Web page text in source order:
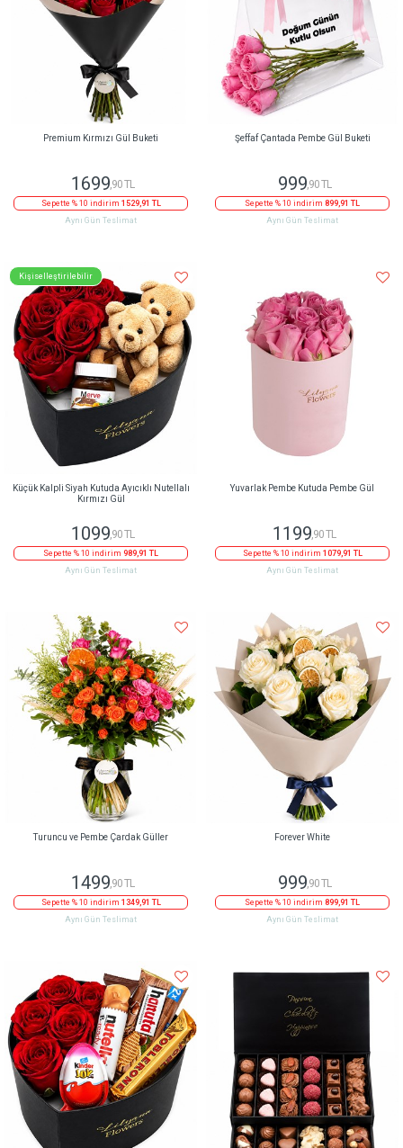
Premium Kırmızı Gül Buketi
1699,90 TL
Sepette % 10 indirim 1529,91 TL
Aynı Gün Teslimat
Şeffaf Çantada Pembe Gül Buketi
999,90 TL
Sepette % 10 indirim 899,91 TL
Aynı Gün Teslimat
Kişiselleştirilebilir
Küçük Kalpli Siyah Kutuda Ayıcıklı Nutellalı
Kırmızı Gül
1099 ,90 TL
Sepette % 10 indirim 989,91 TL
Aynı Gün Teslimat
Yuvarlak Pembe Kutuda Pembe Gül
1199 ,90 TL
Sepette % 10 indirim 1079,91 TL
Aynı Gün Teslimat
Turuncu ve Pembe Çardak Güller
1499,90 TL
Sepette % 10 indirim 1349,91 TL
Aynı Gün Teslimat
Forever White
999,90 TL
Sepette % 10 indirim 899,91 TL
Aynı Gün Teslimat